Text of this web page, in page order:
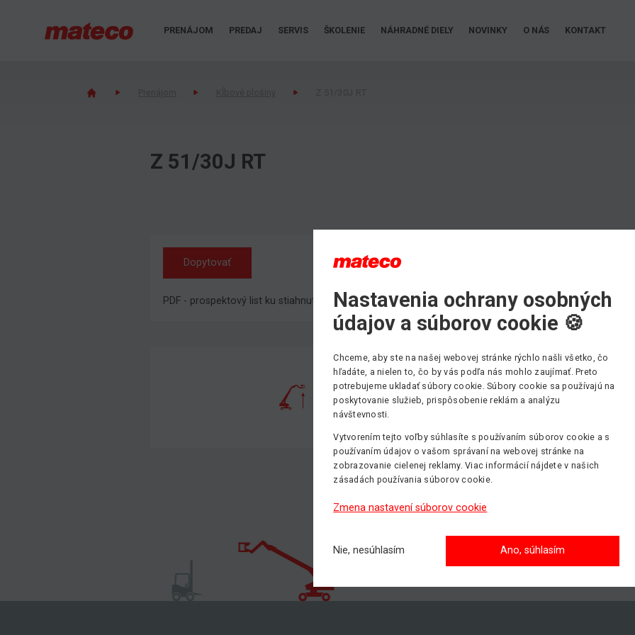
PRENÁJOM PREDAJ SERVIS ŠKOLENIE NÁHRADNÉ DIELY NOVINKY O NÁS KONTAKT
Z 51/30J RT
Dopytovať
PDF - prospektový list ku stiahnutiu
Max. pracovná výška
17.59 m
Min. nosnosť
227 kg
Nastavenia ochrany osobných
údajov a súborov cookie 🍪
Chceme, aby ste na našej webovej stránke rýchlo našli všetko, čo
hľadáte, a nielen to, čo by vás podľa nás mohlo zaujímať. Preto
potrebujeme ukladať súbory cookie. Súbory cookie sa používajú na
poskytovanie služieb, prispôsobenie reklám a analýzu
návštevnosti.
Vytvorením tejto voľby súhlasíte s používaním súborov cookie a s
používaním údajov o vašom správaní na webovej stránke na
zobrazovanie cielenej reklamy. Viac informácií nájdete v našich
zásadách používania súborov cookie.
Zmena nastavení súborov cookie
Nie, nesúhlasím Ano, súhlasím